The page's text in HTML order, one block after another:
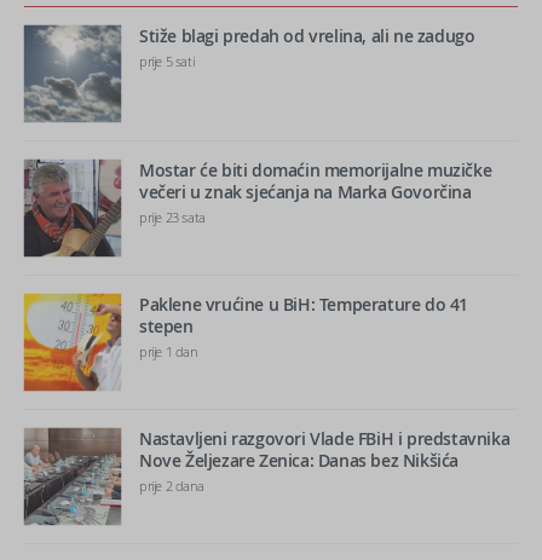
Stiže blagi predah od vrelina, ali ne zadugo
prije 5 sati
Mostar će biti domaćin memorijalne muzičke
večeri u znak sjećanja na Marka Govorčina
prije 23 sata
Paklene vrućine u BiH: Temperature do 41
stepen
prije 1 dan
Nastavljeni razgovori Vlade FBiH i predstavnika
Nove Željezare Zenica: Danas bez Nikšića
prije 2 dana